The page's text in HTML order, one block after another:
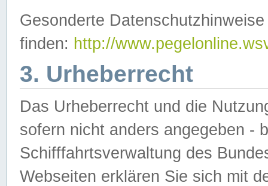
Gesonderte
finden: http://
3. Urheberrecht
Das Urheberrecht und die
sofern nicht anders angegeben -
Schifffahrtsverwaltung des
Webseiten erklären Sie sich mit